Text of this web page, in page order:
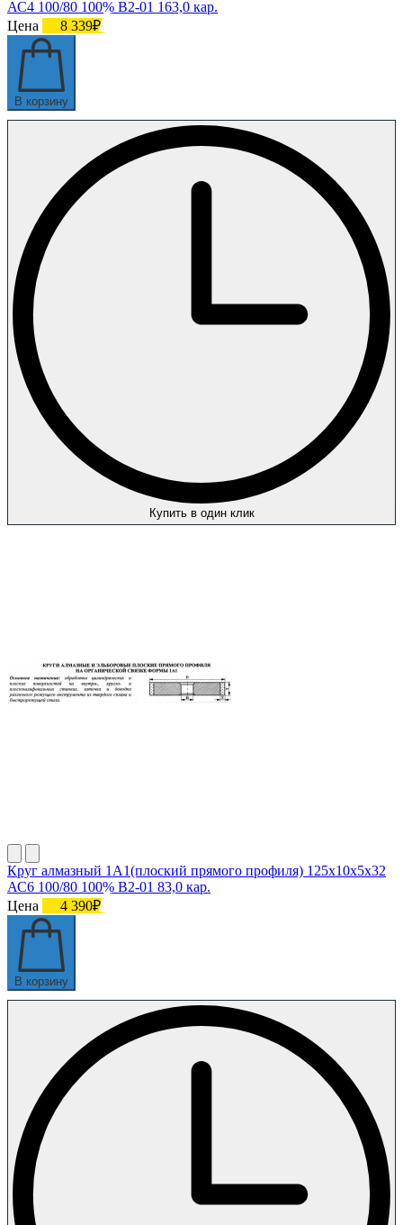
АС4 100/80 100% В2-01 163,0 кар.
Цена
8 339₽
В корзину
Купить в один клик
Круг алмазный 1А1(плоский прямого профиля) 125х10х5х32
АС6 100/80 100% В2-01 83,0 кар.
Цена
4 390₽
В корзину